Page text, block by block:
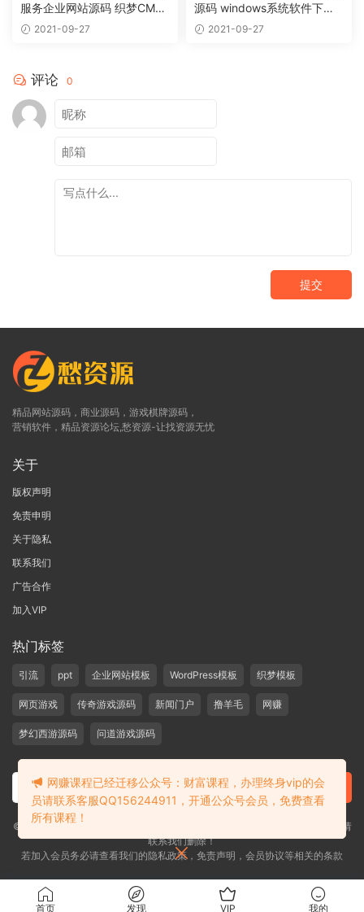
服务企业网站源码 织梦CMS
模板2021-09-27
源码 windows系统软件下载
网站织梦模板
2021-09-27
评论 0
提交
精品网站源码，商业源码，游戏棋牌源码，
营销软件，精品资源论坛,愁资源-让找资源无忧
关于
版权声明
免责申明
关于隐私
联系我们
广告合作
加入VIP
热门标签
引流 ppt 企业网站模板 WordPress模板 织梦模板
网页游戏 传奇游戏源码 新闻门户 撸羊毛 网赚
梦幻西游源码 问道游戏源码
©2019-2020 愁资源 站内大部分资源收集于网络，若侵犯了您的合法权益，请
联系我们删除！
若加入会员务必请查看我们的隐私政策，免责声明，会员协议等相关的条款
首页 发现 VIP 我的
网赚课程已经迁移公众号：财富课程，办理终身vip的会
员请联系客服QQ156244911，开通公众号会员，免费查看
所有课程！